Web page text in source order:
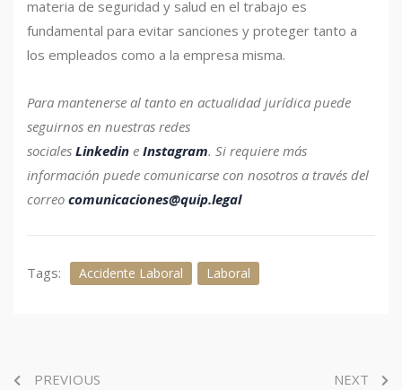
materia de seguridad y salud en el trabajo es
fundamental para evitar sanciones y proteger tanto a
los empleados como a la empresa misma.
Para mantenerse al tanto en actualidad jurídica puede
seguirnos en nuestras redes
sociales Linkedin e Instagram. Si requiere más
información puede comunicarse con nosotros a través del
correo comunicaciones@quip.legal
Tags: Accidente Laboral Laboral
PREVIOUS NEXT